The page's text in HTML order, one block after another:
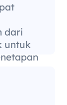
dari
untuk